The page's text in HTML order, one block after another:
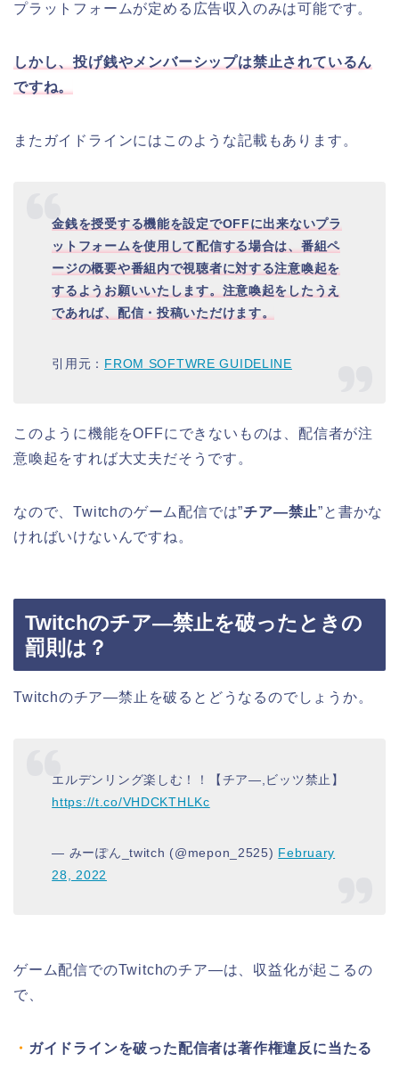
プラットフォームが定める広告収入のみは可能です。
しかし、投げ銭やメンバーシップは禁止されているん
ですね。
またガイドラインにはこのような記載もあります。
金銭を授受する機能を設定でOFFに出来ないプラ
ットフォームを使用して配信する場合は、 番組ペ
ージの概要や番組内で視聴者に対する注意喚起を
するようお願いいたします。注意喚起をしたうえ
であれば、配信・投稿いただけます。
引用元： FROM SOFTWRE GUIDELINE
このように機能をOFFにできないものは、配信者が注
意喚起をすれば大丈夫だそうです。
なので、Twitchのゲーム配信では”チア―禁止”と書かな
ければいけないんですね。
Twitchのチア―禁止を破ったときの
罰則は？
Twitchのチア―禁止を破るとどうなるのでしょうか。
エルデンリング楽しむ！！【チア―,ビッツ禁止】
https://t.co/VHDCKTHLKc
— みーぽん_twitch (@mepon_2525) February
28, 2022
ゲーム配信でのTwitchのチア―は、収益化が起こるの
で、
・ ガイドラインを破った配信者は著作権違反に当たる